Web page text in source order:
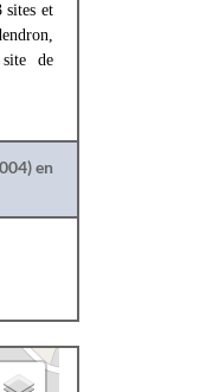
sites et
site de
en